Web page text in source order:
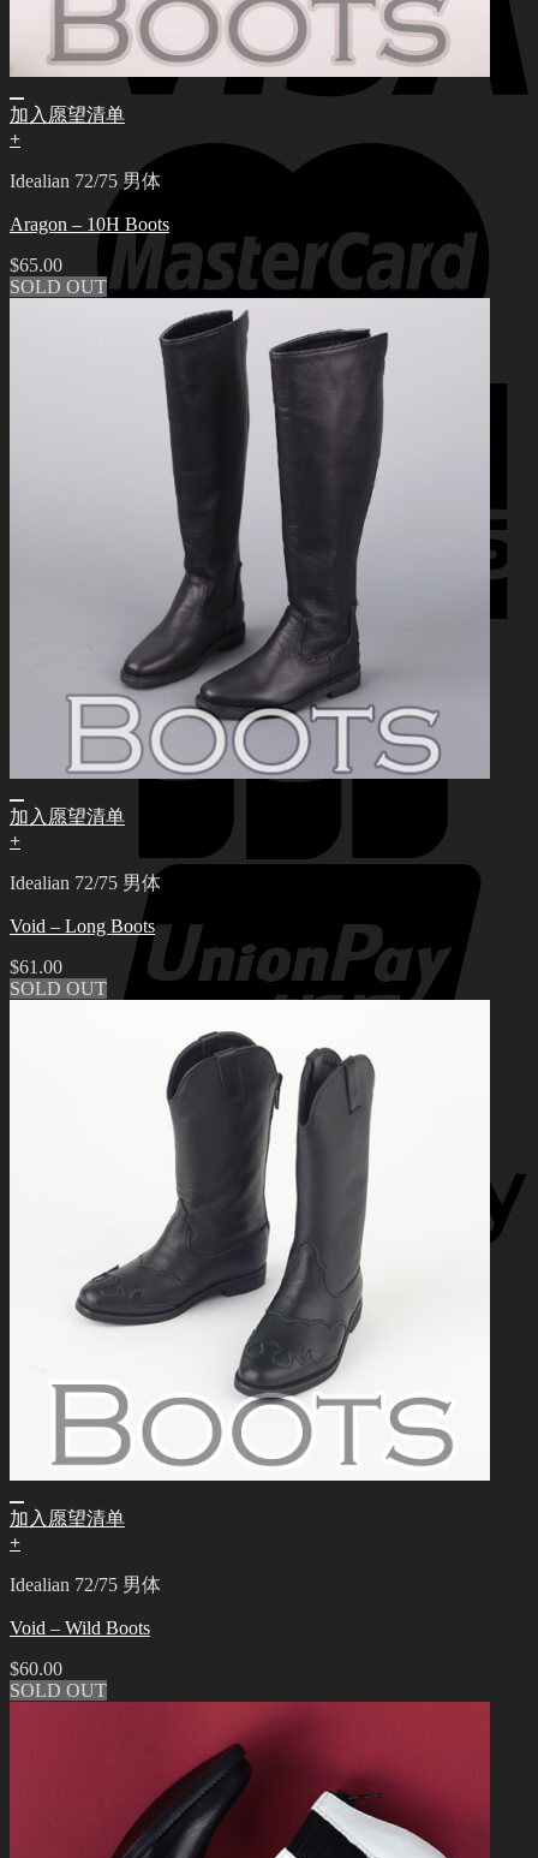
加入愿望清单
+
Idealian 72/75 男体
Aragon – 10H Boots
$65.00
SOLD OUT
加入愿望清单
+
Idealian 72/75 男体
Void – Long Boots
$61.00
SOLD OUT
加入愿望清单
+
Idealian 72/75 男体
Void – Wild Boots
$60.00
SOLD OUT